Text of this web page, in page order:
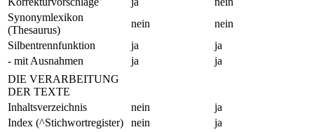
Synonymlexikon
(Thesaurus)
nein
nein
Silbentrennfunktion
ja
ja
- mit Ausnahmen
ja
ja
DIE VERARBEITUNG
DER TEXTE
Inhaltsverzeichnis
nein
ja
Index (^Stichwortregister)
nein
ja